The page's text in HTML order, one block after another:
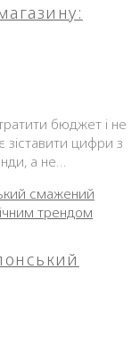
бюджет і не
зіставити цифри з
а не…